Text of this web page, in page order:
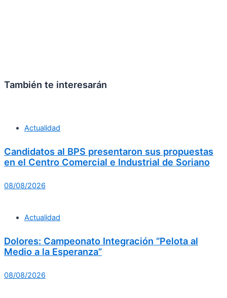
También te interesarán
Actualidad
Candidatos al BPS presentaron sus propuestas
en el Centro Comercial e Industrial de Soriano
08/08/2026
Actualidad
Dolores: Campeonato Integración “Pelota al
Medio a la Esperanza”
08/08/2026